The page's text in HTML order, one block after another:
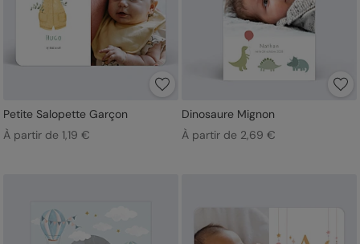
Petite Salopette Garçon
À partir de 1,19 €
Dinosaure Mignon
À partir de 2,69 €